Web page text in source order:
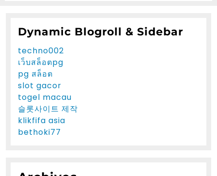
Dynamic Blogroll & Sidebar
techno002
เว็บสล็อตpg
pg สล็อต
slot gacor
togel macau
슬롯사이트 제작
klikfifa asia
bethoki77